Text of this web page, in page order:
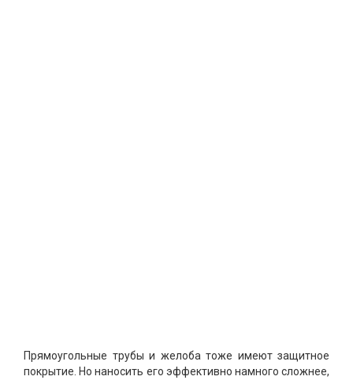
Прямоугольные трубы и желоба тоже имеют защитное
покрытие. Но наносить его эффективно намного сложнее,